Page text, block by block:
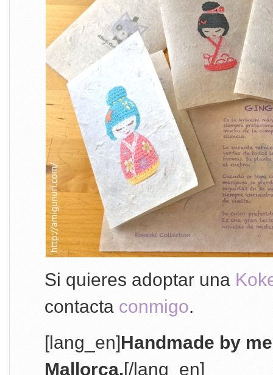
Si quieres adoptar una
contacta conmigo.
[lang_en]Handmade by
Mallorca.[/lang_en]